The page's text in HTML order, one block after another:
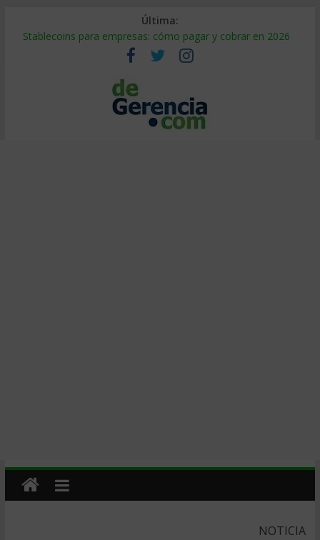
Última:
Stablecoins para empresas: cómo pagar y cobrar en 2026
Despido silencioso: qué es y por qué sale tan caro
IA en selección de personal: cómo auditarla a tiempo
Trabajo forzoso en la cadena de suministro: qué hacer
Mercado hispano de EE. UU.: cómo segmentarlo y venderle
NOTICIA